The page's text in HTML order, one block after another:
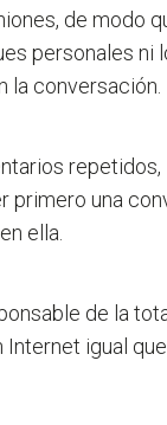
de modo
personales ni
la conversación.
repetidos,
primero una
ella.
de la
igual